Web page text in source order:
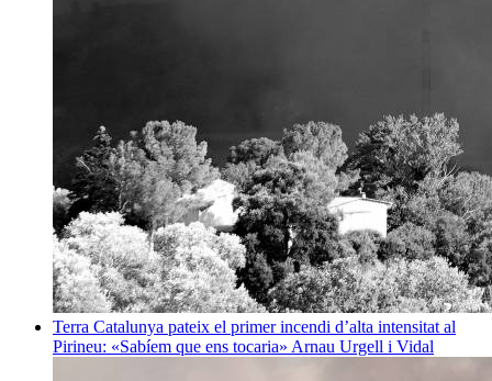
Terra Catalunya pateix el primer incendi d’alta intensitat al
Pirineu: «Sabíem que ens tocaria» Arnau Urgell i Vidal